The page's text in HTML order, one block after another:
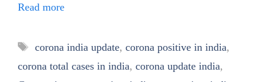
Read more
Tags
corona india update, corona positive in india,
corona total cases in india, corona update india,